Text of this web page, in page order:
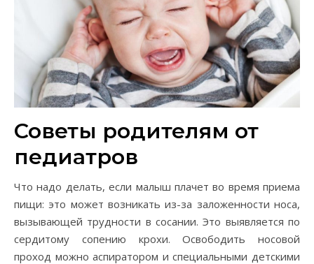
Советы родителям от
педиатров
Что надо делать, если малыш плачет во время приема
пищи: это может возникать из-за заложенности носа,
вызывающей трудности в сосании. Это выявляется по
сердитому сопению крохи. Освободить носовой
проход можно аспиратором и специальными детскими